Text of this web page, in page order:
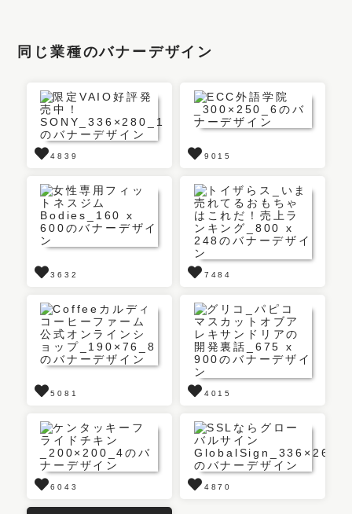
同じ業種のバナーデザイン
4839 9015
3632 7484
5081 4015
6043 4870